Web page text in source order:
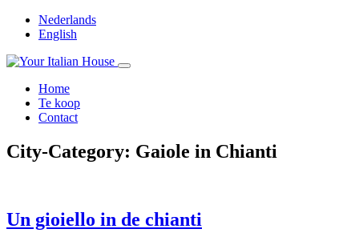
Nederlands
English
Home
Te koop
Contact
City-Category: Gaiole in Chianti
Un gioiello in de chianti